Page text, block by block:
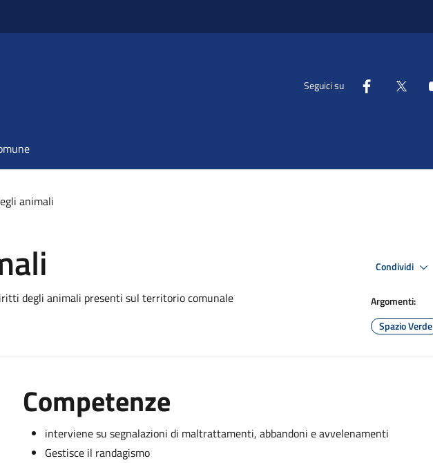
Seguici su
animali
degli animali presenti sul territorio comunale
Condividi
Argomenti:
Spazio Verde
Competenze
interviene su segnalazioni di maltrattamenti, abbandoni e avvelenamenti
Gestisce il randagismo